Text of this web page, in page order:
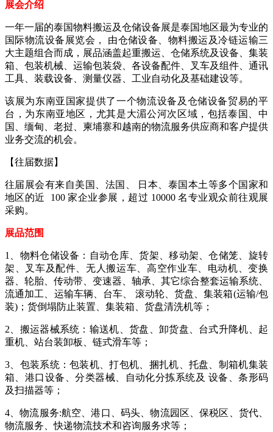
展会介绍
一年一届的泰国物料搬运及仓储设备展是泰国地区最为专业的
国际物流设备展览会， 由仓储设备、物料搬运及冷链运输三
大主题组合而成，展品涵盖起重搬运、仓储系统及设备、集装
箱、包装机械、运输包装袋、各设备配件、叉车及组件、通讯
工具、装载设备、测量仪器、工业自动化及基础建设等。
该展为东南亚国家提供了一个物流设备及仓储设备贸易的平
台，为东南亚地区，尤其是大湄公河次区域，包括泰国、中
国、缅甸、老挝、柬埔寨和越南的物流服务供应商和客户提供
业务交流的机会。
【往届数据】
往届展会有来自美国、法国、 日本、泰国本土等多个国家和
地区的近 100 家企业参展，超过 10000 名专业观众前往观展
采购。
展品范围
1、物料仓储设备：自动仓库、货架、移动架、仓储笼、旋转
架、叉车及配件、无人搬运车、高空作业车、电动机、变换
器、轮胎、传动带、变速器、轴承、其它综合整套运输系统、
流通加工、运输车辆、台车、 滚动轮、货盘、集装箱(运输/包
装)；货倒塌防止装置、集装箱、货盘清洗机等；
2、搬运器械系统：输送机、货盘、卸货盘、台式升降机、起
重机、站台装卸板、链式滑车等；
3、包装系统：包装机、打包机、捆扎机、托盘、制箱机集装
箱、港口设备、分类器械、自动化分拣系统及 设备、条形码
及扫描器等；
4、物流服务:航空、港口、码头、物流园区、保税区、货代、
物流服务、快递物流技术和咨询服务求等；